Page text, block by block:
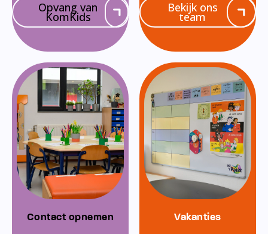
Opvang van
KomKids
Bekijk ons
team
Contact opnemen Vakanties